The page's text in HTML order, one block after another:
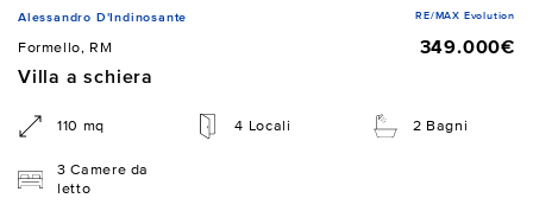
Alessandro D'Indinosante RE/MAX Evolution
Formello, RM
349.000€
Villa a schiera
110 mq 4 Locali 2 Bagni
3 Camere da
letto